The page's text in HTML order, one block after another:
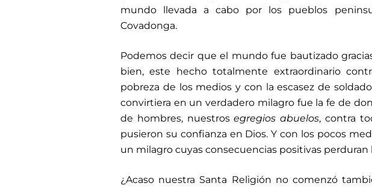
mundo llevada a cabo por los pueblos
Covadonga.
Podemos decir que el mundo fue bautizado
bien, este hecho totalmente extraordinario
pobreza de los medios y con la escasez de
convirtiera en un verdadero milagro fue la fe de
de hombres, nuestrosegregios abuelos, contra
pusieron su confianza en Dios. Y con los pocos
un milagro cuyas consecuencias positivas perduran
¿Acaso nuestra Santa Religión no comenzó